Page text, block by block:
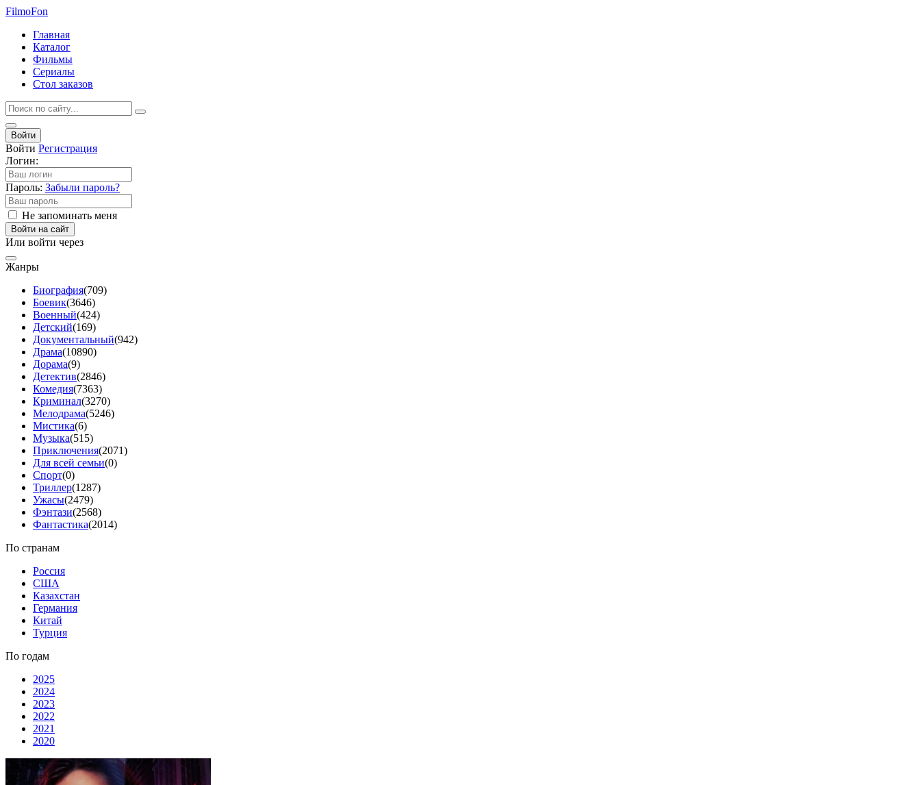
FilmoFon
Главная
Каталог
Фильмы
Сериалы
Стол заказов
Войти
Войти Регистрация
Логин:
Пароль: Забыли пароль?
Не запоминать меня
Войти на сайт
Или войти через
Жанры
Биография(709)
Боевик(3646)
Военный(424)
Детский(169)
Документальный(942)
Драма(10890)
Дорама(9)
Детектив(2846)
Комедия(7363)
Криминал(3270)
Мелодрама(5246)
Мистика(6)
Музыка(515)
Приключения(2071)
Для всей семьи(0)
Спорт(0)
Триллер(1287)
Ужасы(2479)
Фэнтази(2568)
Фантастика(2014)
По странам
Россия
США
Казахстан
Германия
Китай
Турция
По годам
2025
2024
2023
2022
2021
2020